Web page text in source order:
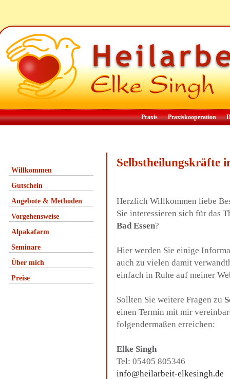
Praxis Praxiskooperation
Willkommen
Gutschein
Angebote & Methoden
Vorgehensweise
Alpakafarm
Seminare
Über mich
Preise
Selbstheilungskräfte
Herzlich Willkommen liebe
Sie interessieren sich für das
Bad Essen?
Hier werden Sie einige
auch zu vielen damit
einfach in Ruhe auf meiner
Sollten Sie weitere Fragen zu
einen Termin mit mir
folgendermaßen erreichen:
Elke Singh
Tel: 05405 805346
info@heilarbeit-elkesingh.de